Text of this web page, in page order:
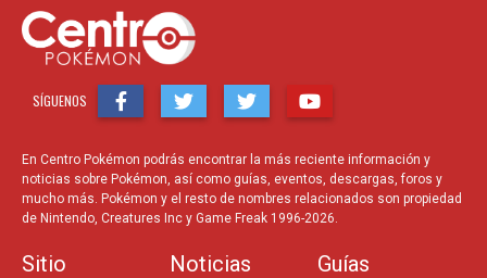
SÍGUENOS
En Centro Pokémon podrás encontrar la más reciente información y
noticias sobre Pokémon, así como guías, eventos, descargas, foros y
mucho más. Pokémon y el resto de nombres relacionados son propiedad
de Nintendo, Creatures Inc y Game Freak 1996-2026.
Sitio Noticias Guías